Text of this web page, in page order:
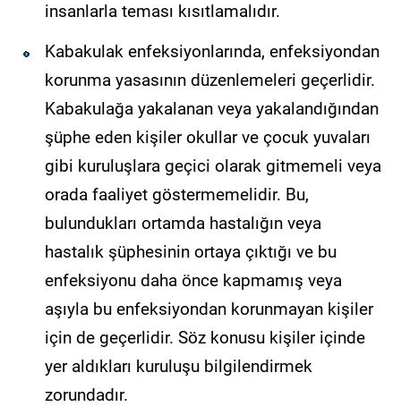
insanlarla teması kısıtlamalıdır.
Kabakulak enfeksiyonlarında, enfeksiyondan
korunma yasasının düzenlemeleri geçerlidir.
Kabakulağa yakalanan veya yakalandığından
şüphe eden kişiler okullar ve çocuk yuvaları
gibi kuruluşlara geçici olarak gitmemeli veya
orada faaliyet göstermemelidir. Bu,
bulundukları ortamda hastalığın veya
hastalık şüphesinin ortaya çıktığı ve bu
enfeksiyonu daha önce kapmamış veya
aşıyla bu enfeksiyondan korunmayan kişiler
için de geçerlidir. Söz konusu kişiler içinde
yer aldıkları kuruluşu bilgilendirmek
zorundadır.